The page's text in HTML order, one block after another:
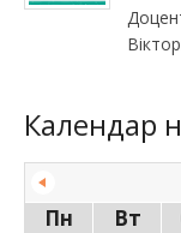
Календар
Пн
Вт